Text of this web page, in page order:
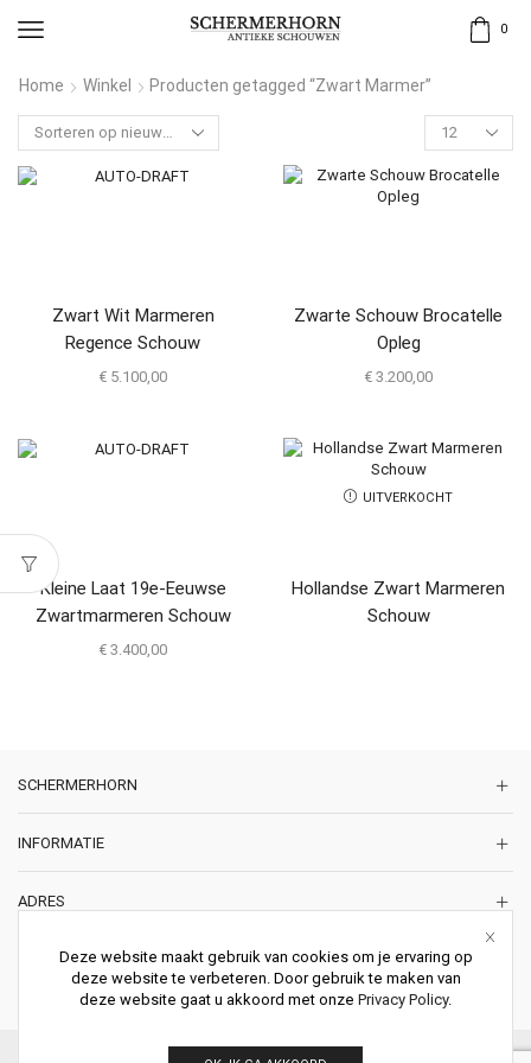
0
Home Winkel Producten getagged “Zwart Marmer”
Zwart Wit Marmeren
Regence Schouw
€ 5.100,00
Zwarte Schouw Brocatelle
Opleg
€ 3.200,00
Kleine Laat 19e-Eeuwse
Zwartmarmeren Schouw
€ 3.400,00
UITVERKOCHT
Hollandse Zwart Marmeren
Schouw
SCHERMERHORN
INFORMATIE
ADRES
2011 ZD HAARLEM
Nederland
Deze website maakt gebruik van cookies om je ervaring op
deze website te verbeteren. Door gebruik te maken van
deze website gaat u akkoord met onze Privacy Policy.